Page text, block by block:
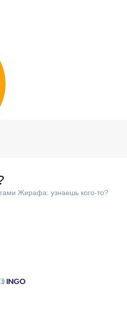
Жирафа: узнаешь кого-то?